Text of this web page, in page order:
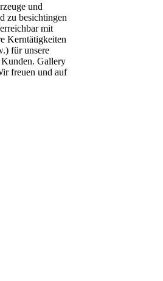
und
zu besichtingen
mit
Kerntätigkeiten
für unsere
Kunden. Gallery
freuen und auf